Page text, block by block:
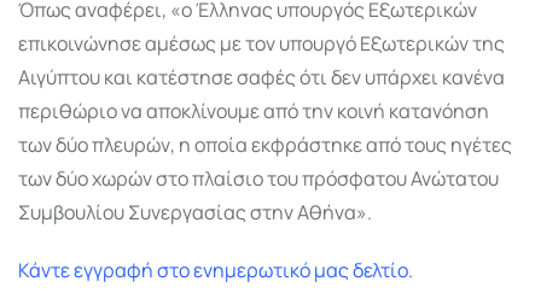
Όπως αναφέρει, «ο Έλληνας υπουργός Εξωτερικών
επικοινώνησε αμέσως με τον υπουργό Εξωτερικών της
Αιγύπτου και κατέστησε σαφές ότι δεν υπάρχει κανένα
περιθώριο να αποκλίνουμε από την κοινή κατανόηση
των δύο πλευρών, η οποία εκφράστηκε από τους ηγέτες
των δύο χωρών στο πλαίσιο του πρόσφατου Ανώτατου
Συμβουλίου Συνεργασίας στην Αθήνα».
Κάντε εγγραφή στο ενημερωτικό μας δελτίο.